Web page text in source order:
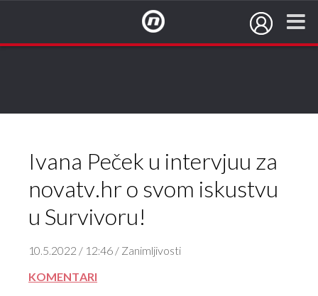
Ivana Peček u intervjuu za
novatv.hr o svom iskustvu
u Survivoru!
10.5.2022 / 12:46 / Zanimljivosti
KOMENTARI